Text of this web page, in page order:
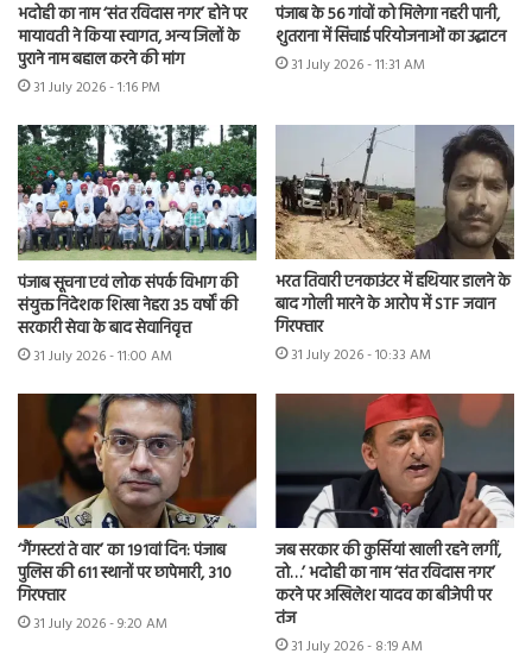
भदोही का नाम ‘संत रविदास नगर’ होने पर
मायावती ने किया स्वागत, अन्य जिलों के
पुराने नाम बहाल करने की मांग
31 July 2026 - 1:16 PM
पंजाब के 56 गांवों को मिलेगा नहरी पानी,
शुतराना में सिंचाई परियोजनाओं का उद्घाटन
31 July 2026 - 11:31 AM
पंजाब सूचना एवं लोक संपर्क विभाग की
संयुक्त निदेशक शिखा नेहरा 35 वर्षों की
सरकारी सेवा के बाद सेवानिवृत्त
31 July 2026 - 11:00 AM
भरत तिवारी एनकाउंटर में हथियार डालने के
बाद गोली मारने के आरोप में STF जवान
गिरफ्तार
31 July 2026 - 10:33 AM
‘गैंगस्टरां ते वार’ का 191वां दिन: पंजाब
पुलिस की 611 स्थानों पर छापेमारी, 310
गिरफ्तार
31 July 2026 - 9:20 AM
जब सरकार की कुर्सियां खाली रहने लगीं,
तो…’ भदोही का नाम ‘संत रविदास नगर’
करने पर अखिलेश यादव का बीजेपी पर
तंज
31 July 2026 - 8:19 AM